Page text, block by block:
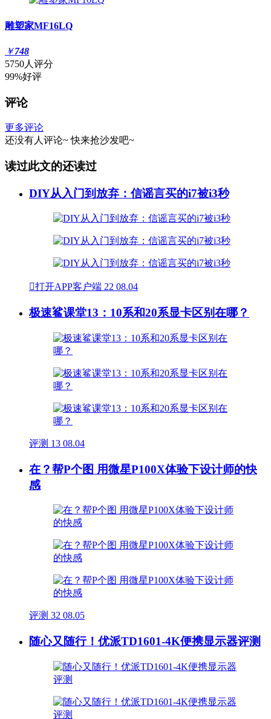
雕塑家MF16LQ
￥748
5750人评分
99%好评
评论
更多评论
还没有人评论~ 快来抢沙发吧~
读过此文的还读过
DIY从入门到放弃：信谣言买的i7被i3秒
打开APP客户端 22 08.04
极速鲨课堂13：10系和20系显卡区别在哪？
评测 13 08.04
在？帮P个图 用微星P100X体验下设计师的快
感
评测 32 08.05
随心又随行！优派TD1601-4K便携显示器评测